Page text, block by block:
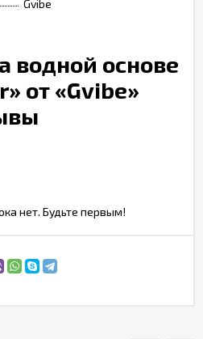
Gvibe
водной основе
от «Gvibe»
нет. Будьте первым!